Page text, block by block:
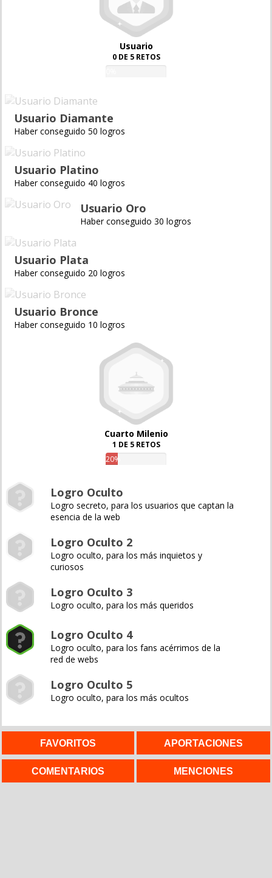
Usuario
0 DE 5 RETOS
Usuario Diamante
Haber conseguido 50 logros
Usuario Platino
Haber conseguido 40 logros
Usuario Oro
Haber conseguido 30 logros
Usuario Plata
Haber conseguido 20 logros
Usuario Bronce
Haber conseguido 10 logros
Cuarto Milenio
1 DE 5 RETOS
20%
Logro Oculto
Logro secreto, para los usuarios que captan la
esencia de la web
Logro Oculto 2
Logro oculto, para los más inquietos y
curiosos
Logro Oculto 3
Logro oculto, para los más queridos
Logro Oculto 4
Logro oculto, para los fans acérrimos de la
red de webs
Logro Oculto 5
Logro oculto, para los más ocultos
FAVORITOS APORTACIONES
COMENTARIOS MENCIONES